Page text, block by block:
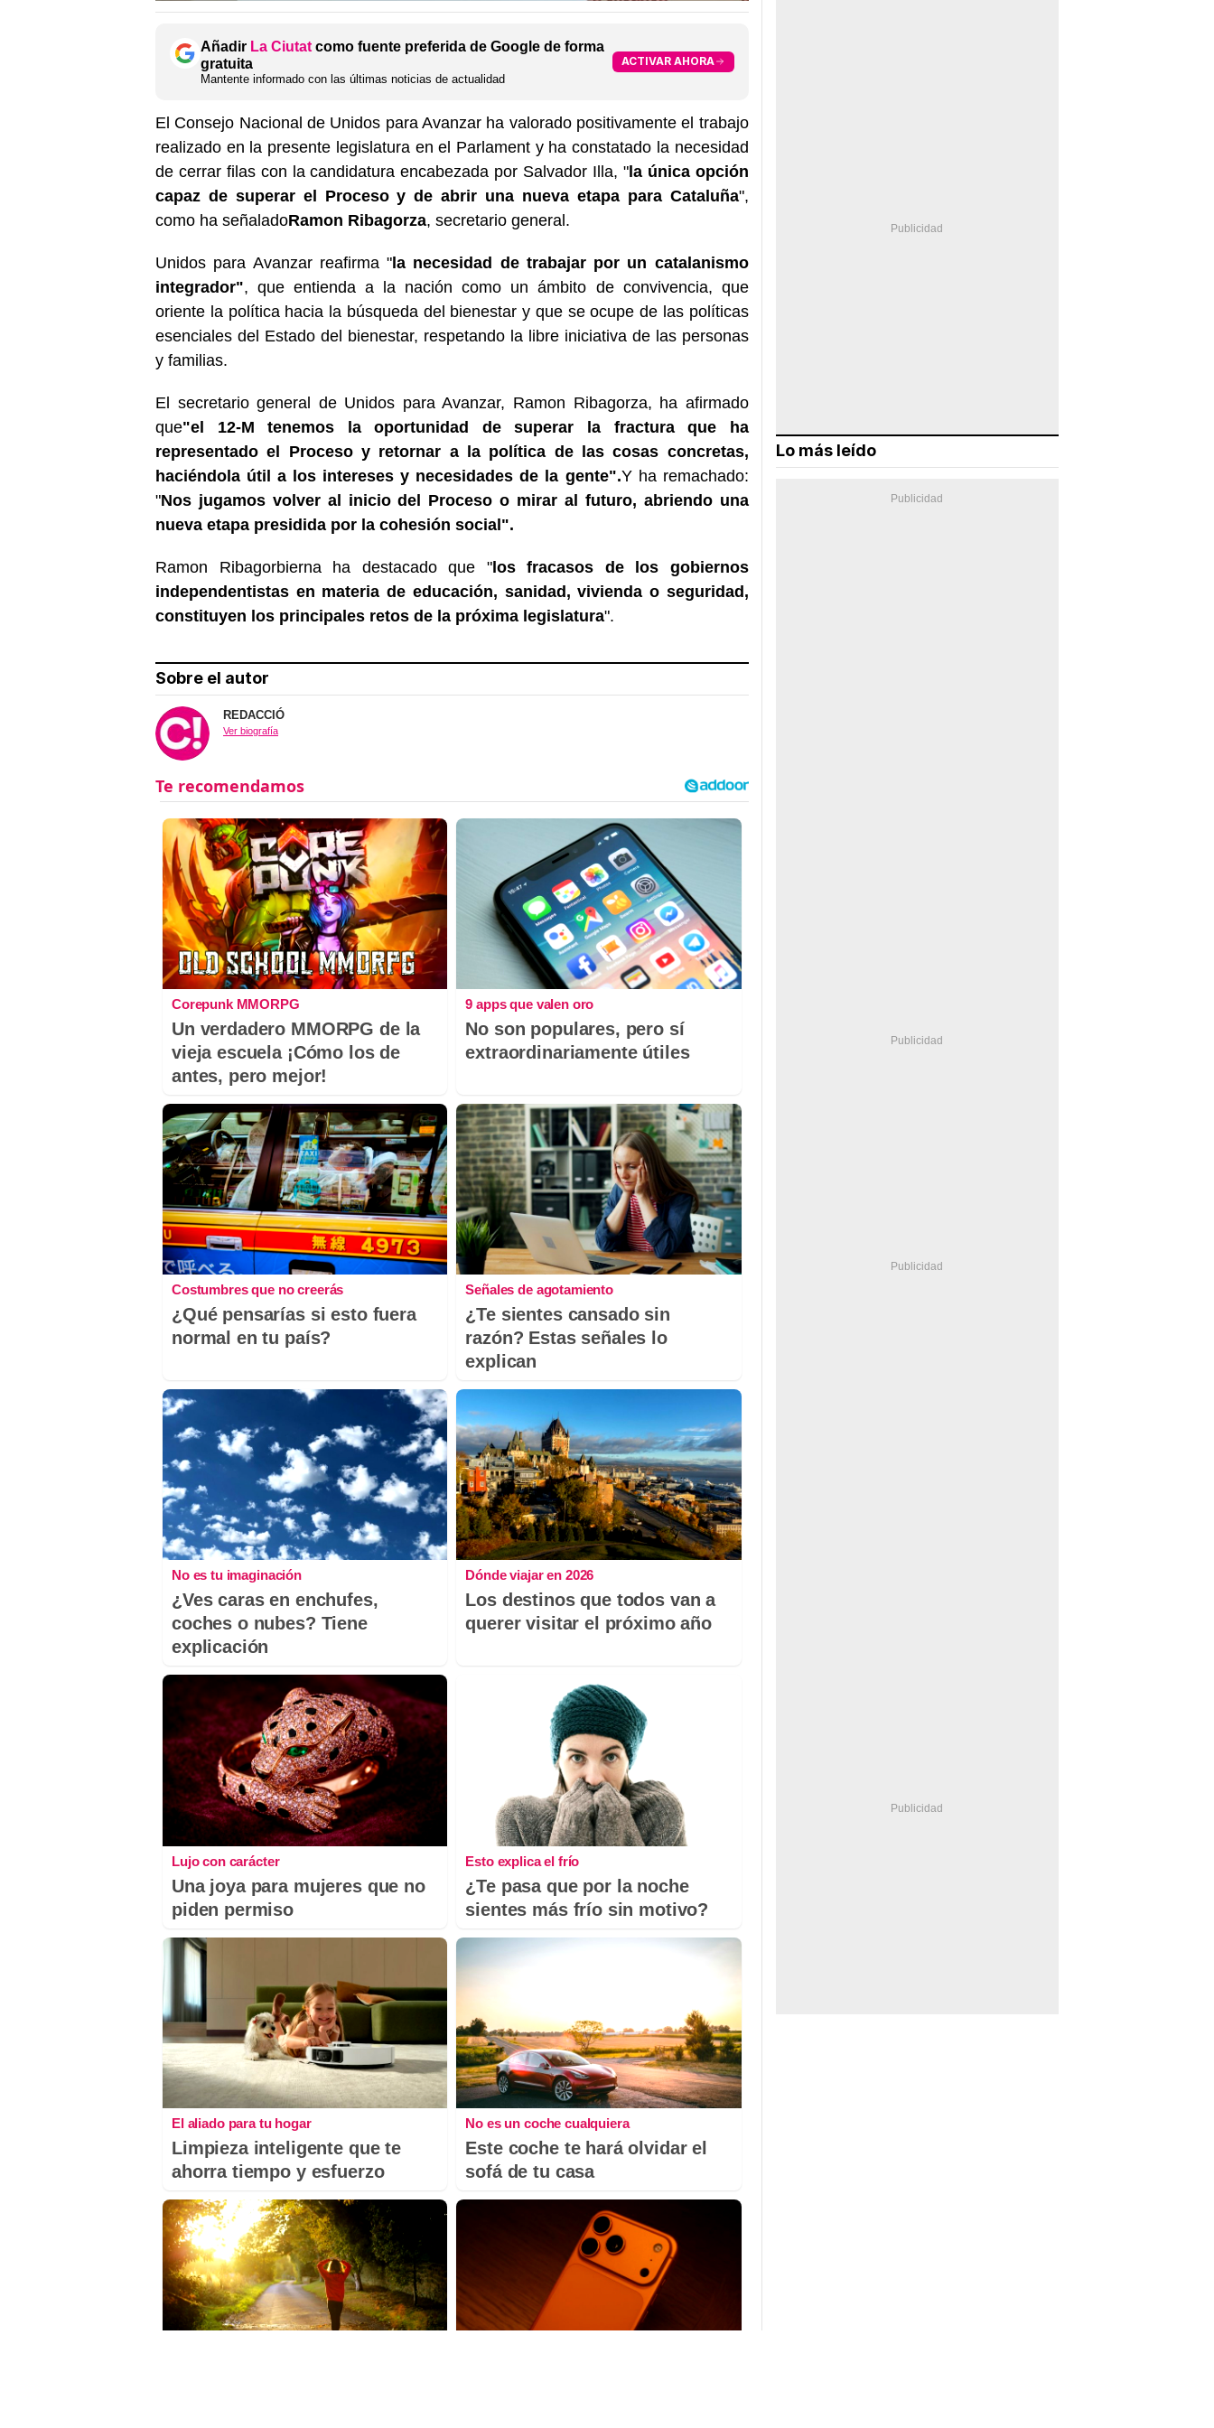
Añadir La Ciutat como fuente preferida de Google de forma
gratuita
Mantente informado con las últimas noticias de actualidad
ACTIVAR AHORA
El Consejo Nacional de Unidos para Avanzar ha valorado positivamente el trabajo
realizado en la presente legislatura en el Parlament y ha constatado la necesidad
de cerrar filas con la candidatura encabezada por Salvador Illa, "la única opción
capaz de superar el Proceso y de abrir una nueva etapa para Cataluña",
como ha señaladoRamon Ribagorza, secretario general.
Unidos para Avanzar reafirma "la necesidad de trabajar por un catalanismo
integrador", que entienda a la nación como un ámbito de convivencia, que
oriente la política hacia la búsqueda del bienestar y que se ocupe de las políticas
esenciales del Estado del bienestar, respetando la libre iniciativa de las personas
y familias.
El secretario general de Unidos para Avanzar, Ramon Ribagorza, ha afirmado
que"el 12-M tenemos la oportunidad de superar la fractura que ha
representado el Proceso y retornar a la política de las cosas concretas,
haciéndola útil a los intereses y necesidades de la gente".Y ha remachado:
"Nos jugamos volver al inicio del Proceso o mirar al futuro, abriendo una
nueva etapa presidida por la cohesión social".
Ramon Ribagorbierna ha destacado que "los fracasos de los gobiernos
independentistas en materia de educación, sanidad, vivienda o seguridad,
constituyen los principales retos de la próxima legislatura".
Sobre el autor
REDACCIÓ
Ver biografía
Corepunk MMORPG
Un verdadero MMORPG de la
vieja escuela ¡Cómo los de
antes, pero mejor!
9 apps que valen oro
No son populares, pero sí
extraordinariamente útiles
Costumbres que no creerás
¿Qué pensarías si esto fuera
normal en tu país?
Señales de agotamiento
¿Te sientes cansado sin
razón? Estas señales lo
explican
No es tu imaginación
¿Ves caras en enchufes,
coches o nubes? Tiene
explicación
Dónde viajar en 2026
Los destinos que todos van a
querer visitar el próximo año
Lujo con carácter
Una joya para mujeres que no
piden permiso
Esto explica el frío
¿Te pasa que por la noche
sientes más frío sin motivo?
El aliado para tu hogar
Limpieza inteligente que te
ahorra tiempo y esfuerzo
No es un coche cualquiera
Este coche te hará olvidar el
sofá de tu casa
Lo más leído